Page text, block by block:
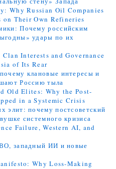
Why Russian Oil Companies
Their Own Refineries
Почему российским
удары по их
Interests and Governance
of Its Rear
клановые интересы и
Россию тыла
Old Elites: Why the Post-
in a Systemic Crisis
элит: почему постсоветский
системного кризиса
Failure, Western AI, and
западный ИИ и новые
Why Loss-Making